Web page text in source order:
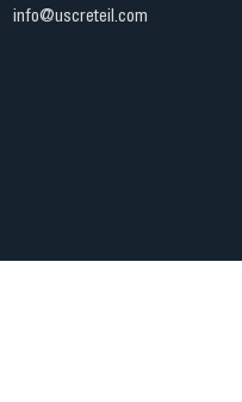
info@uscreteil.com